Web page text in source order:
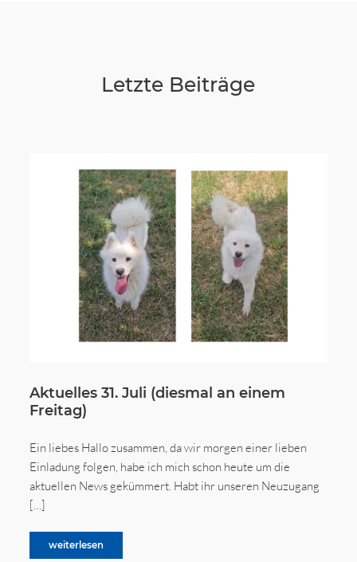
Letzte Beiträge
Aktuelles 31. Juli (diesmal an einem
Freitag)
Ein liebes Hallo zusammen, da wir morgen einer lieben
Einladung folgen, habe ich mich schon heute um die
aktuellen News gekümmert. Habt ihr unseren Neuzugang
[…]
weiterlesen